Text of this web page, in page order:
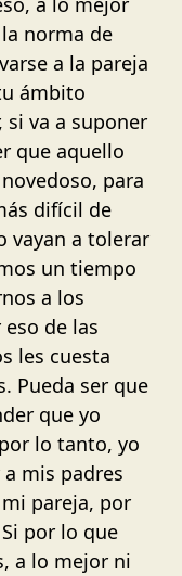
norma de
a la pareja
ámbito
si va a suponer
que aquello
para
difícil de
vayan a tolerar
un tiempo
a los
de las
les cuesta
Pueda ser que
que yo
lo tanto, yo
mis padres
pareja, por
por lo que
a lo mejor ni